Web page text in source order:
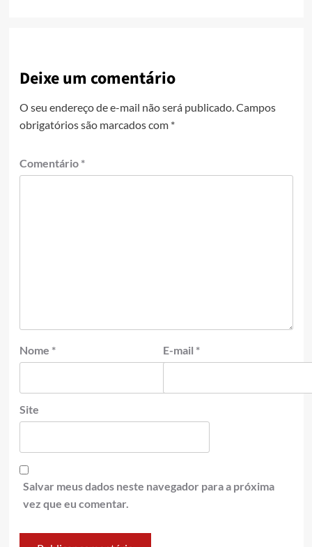
Deixe um comentário
O seu endereço de e-mail não será publicado. Campos
obrigatórios são marcados com *
Comentário *
Nome * E-mail *
Site
Salvar meus dados neste navegador para a próxima
vez que eu comentar.